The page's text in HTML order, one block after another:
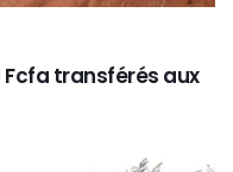
Fcfa transférés aux